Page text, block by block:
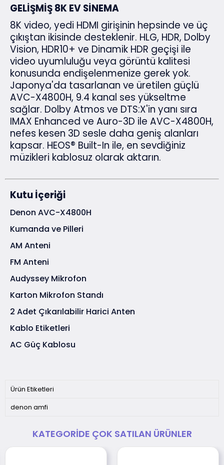
GELİŞMİŞ 8K EV SİNEMA
8K video, yedi HDMI girişinin hepsinde ve üç
çıkıştan ikisinde desteklenir. HLG, HDR, Dolby
Vision, HDR10+ ve Dinamik HDR geçişi ile
video uyumluluğu veya görüntü kalitesi
konusunda endişelenmenize gerek yok.
Japonya'da tasarlanan ve üretilen güçlü
AVC-X4800H, 9.4 kanal ses yükseltme
sağlar. Dolby Atmos ve DTS:X'in yanı sıra
IMAX Enhanced ve Auro-3D ile AVC-X4800H,
nefes kesen 3D sesle daha geniş alanları
kapsar. HEOS® Built-In ile, en sevdiğiniz
müzikleri kablosuz olarak aktarın.
Kutu İçeriği
Denon AVC-X4800H
Kumanda ve Pilleri
AM Anteni
FM Anteni
Audyssey Mikrofon
Karton Mikrofon Standı
2 Adet Çıkarılabilir Harici Anten
Kablo Etiketleri
AC Güç Kablosu
Ürün Etiketleri
denon amfi
KATEGORIDE ÇOK SATILAN ÜRÜNLER